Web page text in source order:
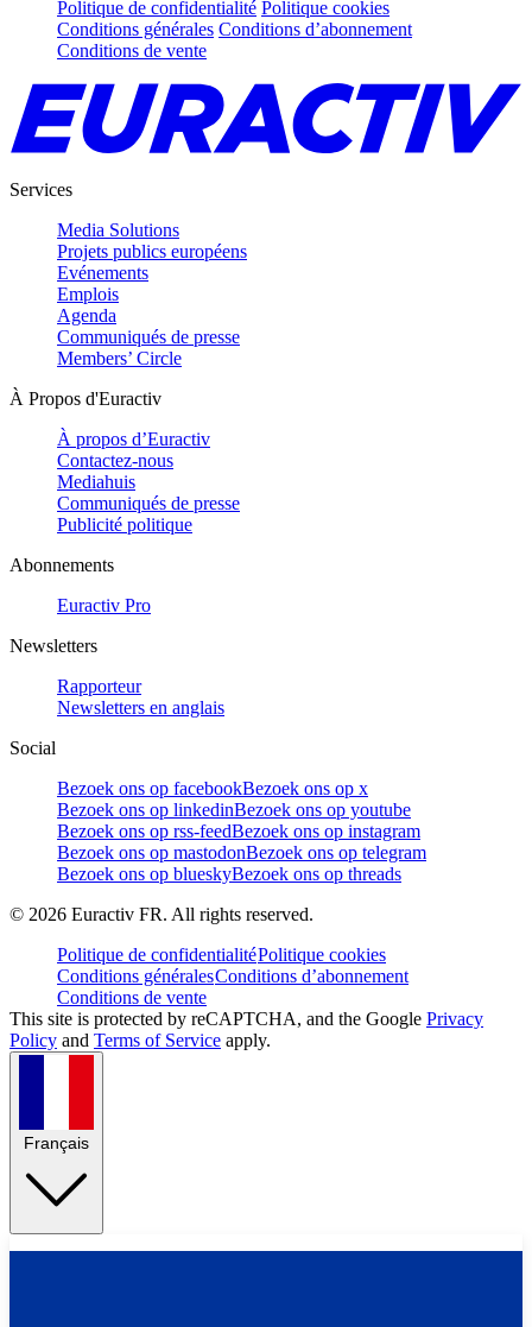
Politique de confidentialité Politique cookies
Conditions générales Conditions d’abonnement
Conditions de vente
Services
Media Solutions
Projets publics européens
Evénements
Emplois
Agenda
Communiqués de presse
Members’ Circle
À Propos d'Euractiv
À propos d’Euractiv
Contactez-nous
Mediahuis
Communiqués de presse
Publicité politique
Abonnements
Euractiv Pro
Newsletters
Rapporteur
Newsletters en anglais
Social
Bezoek ons op facebookBezoek ons op x
Bezoek ons op linkedinBezoek ons op youtube
Bezoek ons op rss-feedBezoek ons op instagram
Bezoek ons op mastodonBezoek ons op telegram
Bezoek ons op blueskyBezoek ons op threads
© 2026 Euractiv FR. All rights reserved.
Politique de confidentialitéPolitique cookies
Conditions généralesConditions d’abonnement
Conditions de vente
This site is protected by reCAPTCHA, and the Google Privacy
Policy and Terms of Service apply.
Français